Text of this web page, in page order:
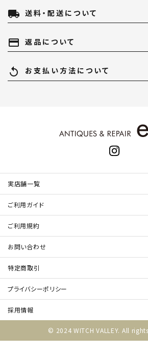
local_shipping 送料・配送について
payment 返品について
replay お支払い方法について
実店舗一覧
ご利用ガイド
ご利用規約
お問い合わせ
特定商取引
プライバシーポリシー
採用情報
© 2024 WITCH VALLEY. All